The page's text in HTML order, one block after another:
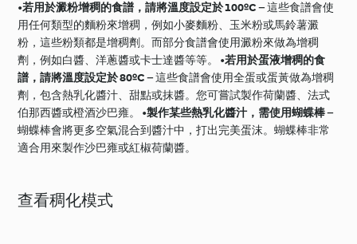
•若用於澱粉增稠的食譜，請將溫度設定於 100ºC– 這些食譜會使
用任何類型的麵粉來增稠，例如小麥麵粉、玉米粉或馬鈴薯澱
粉，這些粉類都是增稠劑。而部分食譜會使用澱粉來做為增稠
劑，例如白醬、洋蔥醬或卡士達醬等等。 •若用於蛋液增稠的食
譜，請將溫度設定於 80ºC– 這些食譜會使用全蛋或蛋黃做為增稠
劑，包含熱乳化醬汁、甜點或抹醬。您可嘗試製作荷蘭醬、法式
伯那西醬或橙酒沙巴雍。 •製作某些熱乳化醬汁，需使用蝴蝶棒–
蝴蝶棒會將更多空氣混合到醬汁中，打出完美蛋沫。蝴蝶棒非常
適合用來製作沙巴雍或紅椒荷蘭醬。
查看稠化模式